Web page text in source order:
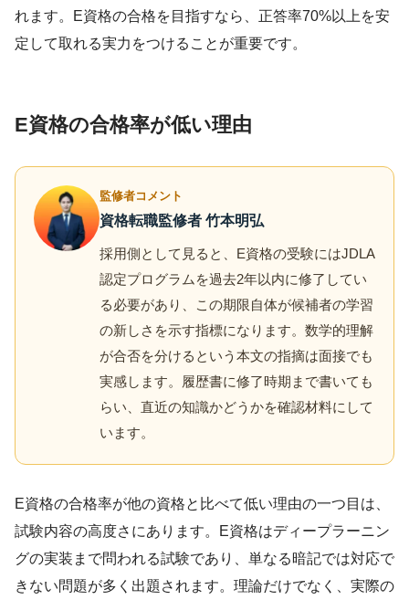
れます。E資格の合格を目指すなら、正答率70%以上を安
定して取れる実力をつけることが重要です。
E資格の合格率が低い理由
監修者コメント
資格転職監修者 竹本明弘
採用側として見ると、E資格の受験にはJDLA
認定プログラムを過去2年以内に修了してい
る必要があり、この期限自体が候補者の学習
の新しさを示す指標になります。数学的理解
が合否を分けるという本文の指摘は面接でも
実感します。履歴書に修了時期まで書いても
らい、直近の知識かどうかを確認材料にして
います。
E資格の合格率が他の資格と比べて低い理由の一つ目は、
試験内容の高度さにあります。E資格はディープラーニン
グの実装まで問われる試験であり、単なる暗記では対応で
きない問題が多く出題されます。理論だけでなく、実際の